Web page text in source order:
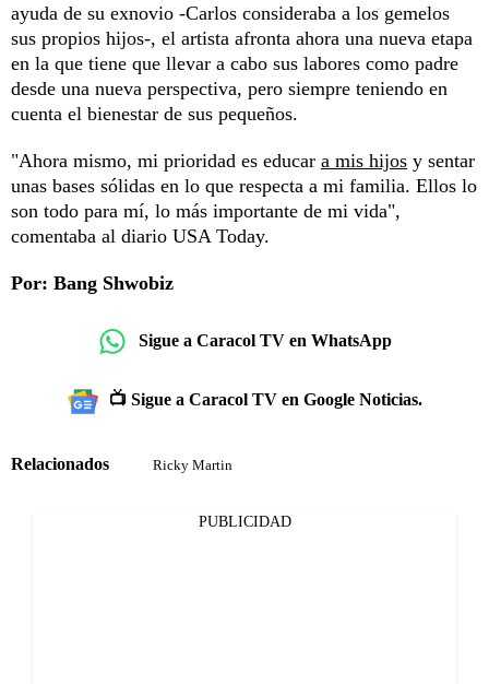
ayuda de su exnovio -Carlos consideraba a los gemelos
sus propios hijos-, el artista afronta ahora una nueva etapa
en la que tiene que llevar a cabo sus labores como padre
desde una nueva perspectiva, pero siempre teniendo en
cuenta el bienestar de sus pequeños.
"Ahora mismo, mi prioridad es educar a mis hijos y sentar
unas bases sólidas en lo que respecta a mi familia. Ellos lo
son todo para mí, lo más importante de mi vida",
comentaba al diario USA Today.
Por: Bang Shwobiz
Sigue a Caracol TV en WhatsApp
📺 Sigue a Caracol TV en Google Noticias.
Relacionados Ricky Martin
PUBLICIDAD